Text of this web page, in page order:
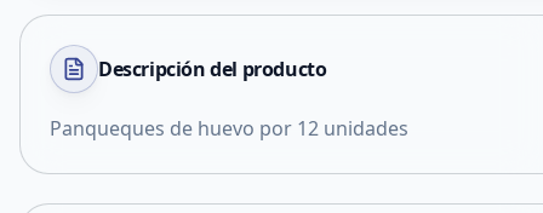
Descripción del producto
Panqueques de huevo por 12 unidades